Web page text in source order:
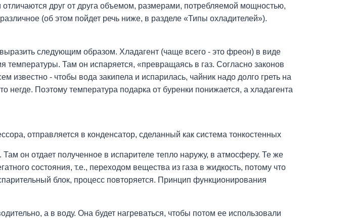
друг от друга объемом, размерами, потребляемой мощностью,
(об этом пойдет речь ниже, в разделе «Типы охладителей»).
следующим образом. Хладагент (чаще всего - это фреон) в виде
температуры. Там он испаряется, «превращаясь в газ. Согласно законов
известно - чтобы вода закипела и испарилась, чайник надо долго греть на
негде. Поэтому температура подарка от буренки понижается, а хладагента
отправляется в конденсатор, сделанный как система тонкостенных
он отдает полученное в испарителе тепло наружу, в атмосферу. Те же
состояния, т.е., переходом вещества из газа в жидкость, потому что
блок, процесс повторяется. Принцип функционирования
а в воду. Она будет нагреваться, чтобы потом ее использовали